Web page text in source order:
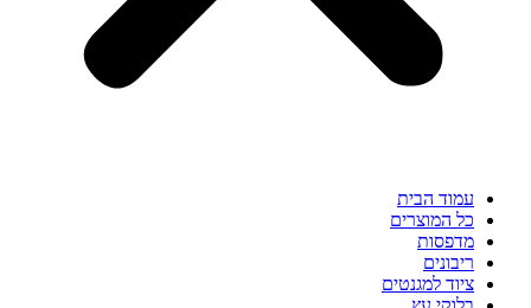
עמוד הבית
כל המוצרים
מדפסות
ריבונים
ציוד למגנטים